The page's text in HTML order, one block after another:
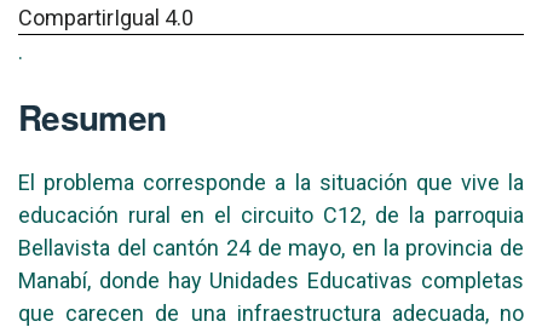
CompartirIgual 4.0
.
Resumen
El problema corresponde a la situación que vive la
educación rural en el circuito C12, de la parroquia
Bellavista del cantón 24 de mayo, en la provincia de
Manabí, donde hay Unidades Educativas completas
que carecen de una infraestructura adecuada, no